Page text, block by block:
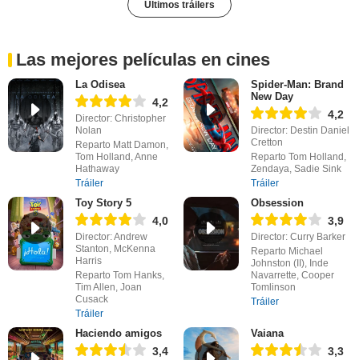
Últimos tráilers
Las mejores películas en cines
La Odisea
4,2
Director: Christopher
Nolan
Reparto Matt Damon,
Tom Holland, Anne
Hathaway
Tráiler
Spider-Man: Brand
New Day
4,2
Director: Destin Daniel
Cretton
Reparto Tom Holland,
Zendaya, Sadie Sink
Tráiler
Toy Story 5
4,0
Director: Andrew
Stanton, McKenna
Harris
Reparto Tom Hanks,
Tim Allen, Joan
Cusack
Tráiler
Obsession
3,9
Director: Curry Barker
Reparto Michael
Johnston (II), Inde
Navarrette, Cooper
Tomlinson
Tráiler
Haciendo amigos
3,4
Vaiana
3,3